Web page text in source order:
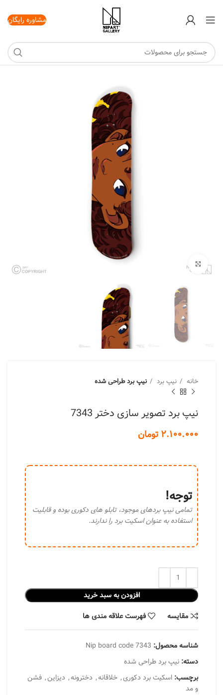
مشاوره رایگان
برای بزرگنمایی کلیک کنید
خانه نیپ برد نیپ برد طراحی شده
نیپ برد تصویر سازی دختر 7343
تومان
توجه!
تمامی نیپ برد‌های موجود، تابلو های دکوری بوده و قابلیت
استفاده به عنوان اسکیت برد را ندارند.
افزودن به سبد خرید
مقایسه
فهرست علاقه مندی ها
شناسه محصول: Nip board code 7343
دسته: نیپ برد طراحی شده
برچسب: اسکیت برد دکوری, خلاقانه, دخترونه, دیزاین, فشن
و مد